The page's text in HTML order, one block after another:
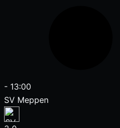
- 13:00
SV Meppen